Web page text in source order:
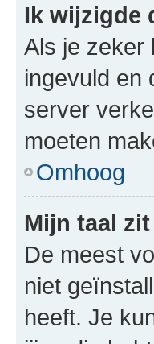
Ik wijzigde
Als je zeker
ingevuld en
server
moeten
Omhoog
Mijn taal
De meest
niet
heeft. Je